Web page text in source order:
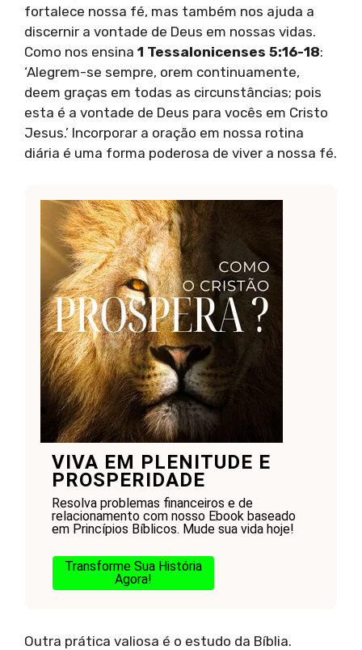
fortalece nossa fé, mas também nos ajuda a
discernir a vontade de Deus em nossas vidas.
Como nos ensina 1 Tessalonicenses 5:16-18:
‘Alegrem-se sempre, orem continuamente,
deem graças em todas as circunstâncias; pois
esta é a vontade de Deus para vocês em Cristo
Jesus.’ Incorporar a oração em nossa rotina
diária é uma forma poderosa de viver a nossa fé.
VIVA EM PLENITUDE E
PROSPERIDADE
Resolva problemas financeiros e de
relacionamento com nosso Ebook baseado
em Princípios Bíblicos. Mude sua vida hoje!
Transforme Sua História
Agora!
Outra prática valiosa é o estudo da Bíblia.